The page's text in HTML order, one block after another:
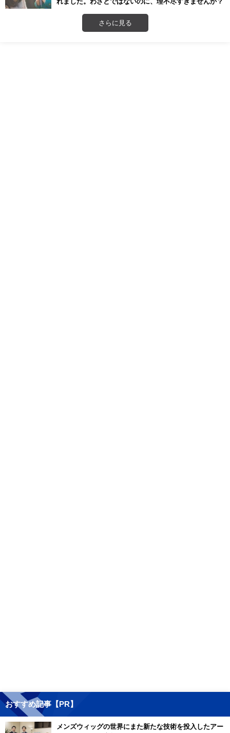
さらに見る
おすすめ記事【PR】
メンズウィッグの世界にまた新たな技術を投入したアー